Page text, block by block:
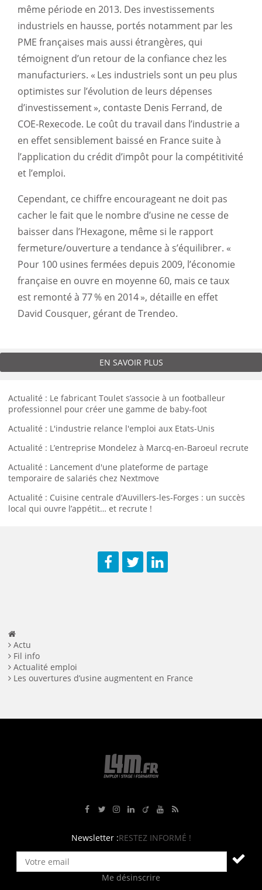
même période en 2013. Des investissements
industriels en hausse, portés notamment par les
PME françaises mais aussi étrangères, qui
témoignent d’un retour de la confiance chez les
manufacturiers. « Les industriels sont un peu plus
optimistes sur l’évolution de leurs dépenses
d’investissement », contaste Denis Ferrand, de
COE-Rexecode. Le coût du travail dans l’industrie a
en effet sensiblement baissé en France suite à
l’application du crédit d’impôt pour la compétitivité
et l’emploi.
Cependant, ce chiffre encourageant ne doit pas
cacher le fait que le nombre d’usine ne cesse de
baisser dans l’Hexagone, même si le rapport
fermeture/ouverture a tendance à s’équilibrer. «
Pour 100 usines fermées depuis 2009, l’économie
française en ouvre en moyenne 60, mais ce taux
est remonté à 77 % en 2014 », détaille en effet
David Cousquer, gérant de Trendeo.
EN SAVOIR PLUS
Actualité : Le fabricant Toulet s’associe à un footballeur
professionnel pour créer une gamme de baby-foot
Actualité : L'industrie relance l'emploi aux Etats-Unis
Actualité : L’entreprise Mondelez à Marcq-en-Baroeul recrute
Actualité : Lancement d'une plateforme de partage
temporaire de salariés chez Nextmove
Actualité : Cuisine centrale d’Auvillers-les-Forges : un succès
local qui ouvre l’appétit… et recrute !
Actu
Fil info
Actualité emploi
Les ouvertures d’usine augmentent en France
Newsletter :RESTEZ INFORMÉ !
Me désinscrire